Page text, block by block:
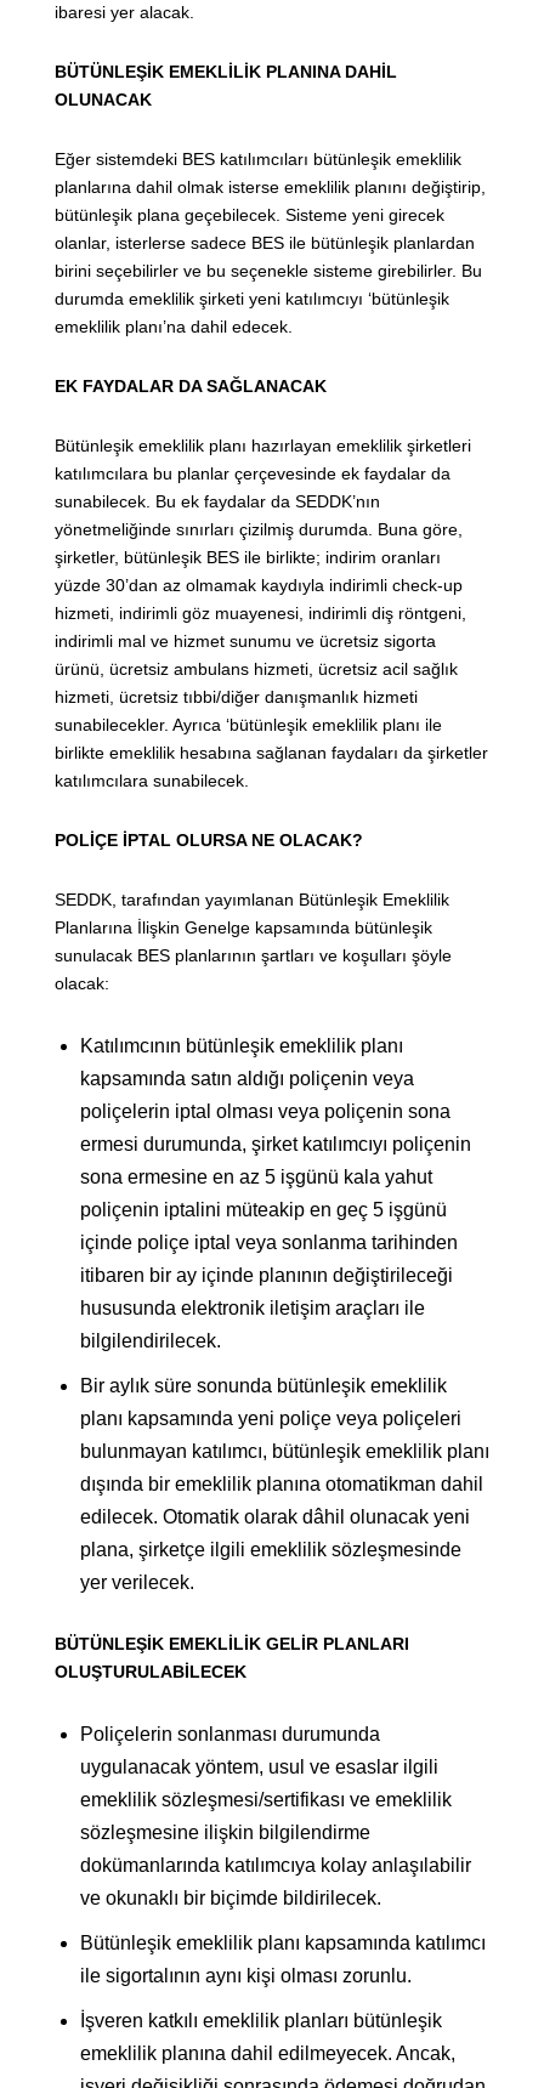
ibaresi yer alacak.
BÜTÜNLEŞİK EMEKLİLİK PLANINA DAHİL
OLUNACAK
Eğer sistemdeki BES katılımcıları bütünleşik emeklilik
planlarına dahil olmak isterse emeklilik planını değiştirip,
bütünleşik plana geçebilecek. Sisteme yeni girecek
olanlar, isterlerse sadece BES ile bütünleşik planlardan
birini seçebilirler ve bu seçenekle sisteme girebilirler. Bu
durumda emeklilik şirketi yeni katılımcıyı ‘bütünleşik
emeklilik planı’na dahil edecek.
EK FAYDALAR DA SAĞLANACAK
Bütünleşik emeklilik planı hazırlayan emeklilik şirketleri
katılımcılara bu planlar çerçevesinde ek faydalar da
sunabilecek. Bu ek faydalar da SEDDK’nın
yönetmeliğinde sınırları çizilmiş durumda. Buna göre,
şirketler, bütünleşik BES ile birlikte; indirim oranları
yüzde 30’dan az olmamak kaydıyla indirimli check-up
hizmeti, indirimli göz muayenesi, indirimli diş röntgeni,
indirimli mal ve hizmet sunumu ve ücretsiz sigorta
ürünü, ücretsiz ambulans hizmeti, ücretsiz acil sağlık
hizmeti, ücretsiz tıbbi/diğer danışmanlık hizmeti
sunabilecekler. Ayrıca ‘bütünleşik emeklilik planı ile
birlikte emeklilik hesabına sağlanan faydaları da şirketler
katılımcılara sunabilecek.
POLİÇE İPTAL OLURSA NE OLACAK?
SEDDK, tarafından yayımlanan Bütünleşik Emeklilik
Planlarına İlişkin Genelge kapsamında bütünleşik
sunulacak BES planlarının şartları ve koşulları şöyle
olacak:
Katılımcının bütünleşik emeklilik planı
kapsamında satın aldığı poliçenin veya
poliçelerin iptal olması veya poliçenin sona
ermesi durumunda, şirket katılımcıyı poliçenin
sona ermesine en az 5 işgünü kala yahut
poliçenin iptalini müteakip en geç 5 işgünü
içinde poliçe iptal veya sonlanma tarihinden
itibaren bir ay içinde planının değiştirileceği
hususunda elektronik iletişim araçları ile
bilgilendirilecek.
Bir aylık süre sonunda bütünleşik emeklilik
planı kapsamında yeni poliçe veya poliçeleri
bulunmayan katılımcı, bütünleşik emeklilik planı
dışında bir emeklilik planına otomatikman dahil
edilecek. Otomatik olarak dâhil olunacak yeni
plana, şirketçe ilgili emeklilik sözleşmesinde
yer verilecek.
BÜTÜNLEŞİK EMEKLİLİK GELİR PLANLARI
OLUŞTURULABİLECEK
Poliçelerin sonlanması durumunda
uygulanacak yöntem, usul ve esaslar ilgili
emeklilik sözleşmesi/sertifikası ve emeklilik
sözleşmesine ilişkin bilgilendirme
dokümanlarında katılımcıya kolay anlaşılabilir
ve okunaklı bir biçimde bildirilecek.
Bütünleşik emeklilik planı kapsamında katılımcı
ile sigortalının aynı kişi olması zorunlu.
İşveren katkılı emeklilik planları bütünleşik
emeklilik planına dahil edilmeyecek. Ancak,